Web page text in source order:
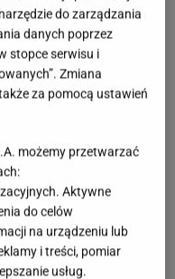
do zarządzania
danych poprzez
stopce serwisu i
Zmiana
za pomocą ustawień
możemy przetwarzać
Aktywne
do celów
na urządzeniu lub
i treści, pomiar
usług.